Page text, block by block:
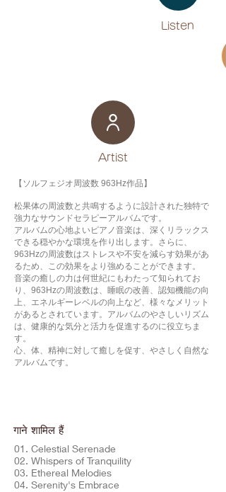
Listen​
​Artist
【ソルフェジオ周波数 963Hz作品】
松果体の周波数と共鳴するように設計された独特で
強力なサウンドセラピーアルバムです。
アルバムの心地よいピアノ音楽は、深くリラックス
できる穏やかな環境を作り出します。さらに、
963Hzの周波数はストレスや不安を減らす効果があ
るため、この効果をより強めることができます。
音楽の癒しの力は何世紀にもわたって知られてお
り、963Hzの周波数は、睡眠の改善、認知機能の向
上、エネルギーレベルの向上など、様々なメリット
があるとされています。アルバムのやさしいリズム
は、健康的な気分と活力を促進するのに役立ちま
す。
心、体、精神に対して癒しを促す、やさしく自然な
アルバムです。
गाने शामिल हैं
01. Celestial Serenade
02. Whispers of Tranquility
03. Ethereal Melodies
04. Serenity's Embrace